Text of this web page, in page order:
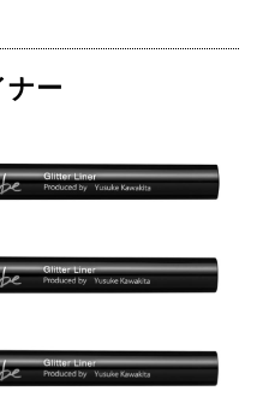
ナー